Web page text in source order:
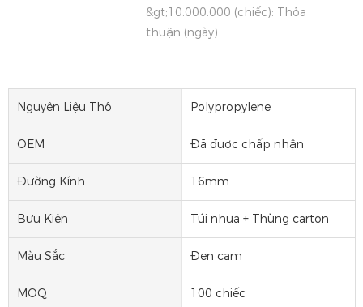
&gt;10.000.000 (chiếc): Thỏa
thuận (ngày)
Nguyên Liệu Thô Polypropylene
OEM Đã được chấp nhận
Đường Kính 16mm
Bưu Kiện Túi nhựa + Thùng carton
Màu Sắc Đen cam
MOQ 100 chiếc